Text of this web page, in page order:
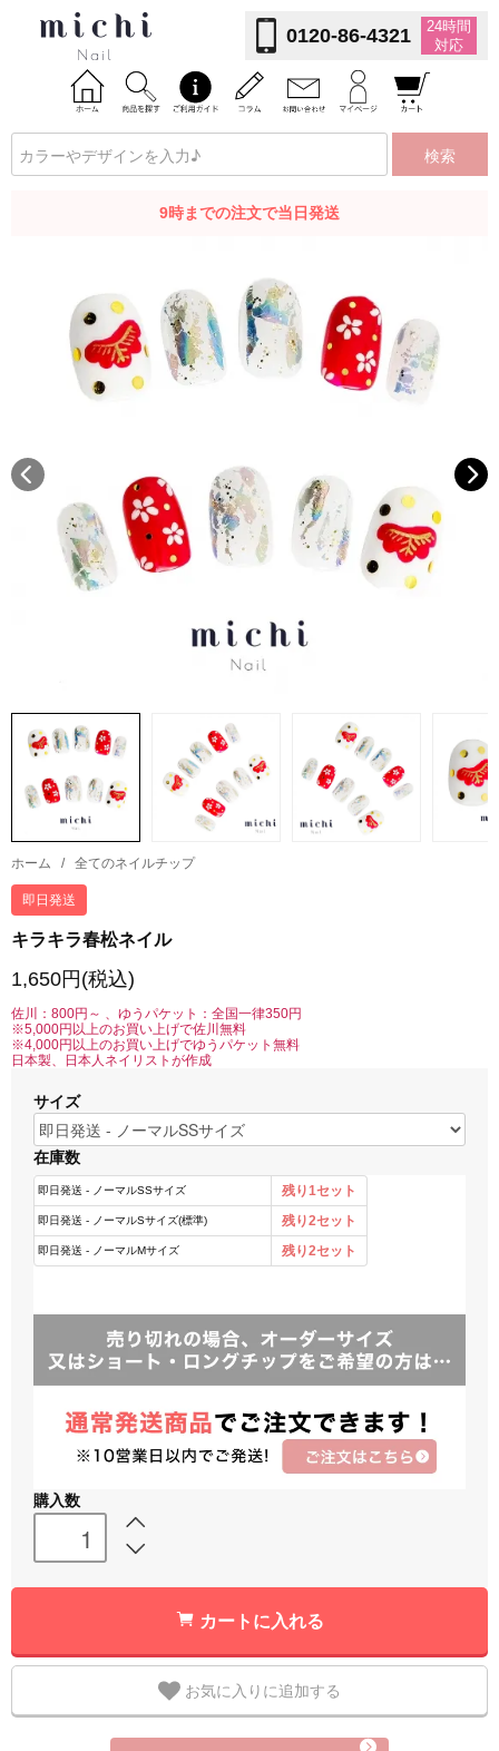
0120-86-4321
24時間
対応
検索
9時までの注文で当日発送
ホーム / 全てのネイルチップ
即日発送
キラキラ春松ネイル
1,650円(税込)
佐川：800円～ 、ゆうパケット：全国一律350円
※5,000円以上のお買い上げで佐川無料
※4,000円以上のお買い上げでゆうパケット無料
日本製、日本人ネイリストが作成
サイズ
在庫数
購入数
カートに入れる
お気に入りに追加する